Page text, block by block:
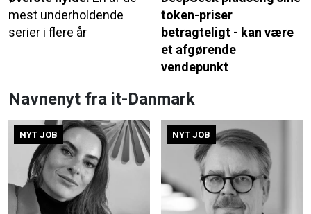
mest underholdende
serier i flere år
token-priser
betragteligt - kan være
et afgørende
vendepunkt
Navnenyt fra it-Danmark
NYT JOB NYT JOB